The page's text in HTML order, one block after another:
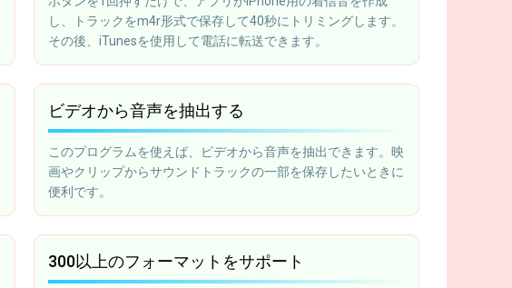
し、トラックをm4r形式で保存して40秒にトリミングします。
その後、iTunesを使用して電話に転送できます。
ビデオから音声を抽出する
このプログラムを使えば、ビデオから音声を抽出できます。映
画やクリップからサウンドトラックの一部を保存したいときに
便利です。
300以上のフォーマットをサポート